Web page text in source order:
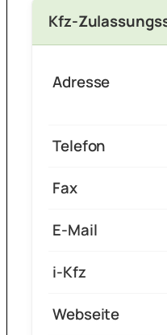
Kfz-
Adresse
Telefon
Fax
E-Mail
i-Kfz
Webseite